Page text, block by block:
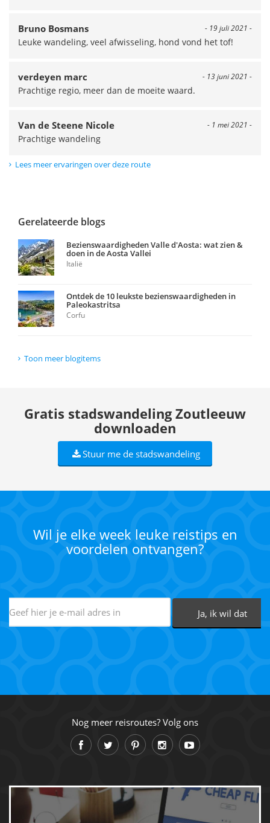
- 19 juli 2021 -
Bruno Bosmans
Leuke wandeling, veel afwisseling, hond vond het tof!
- 13 juni 2021 -
verdeyen marc
Prachtige regio, meer dan de moeite waard.
- 1 mei 2021 -
Van de Steene Nicole
Prachtige wandeling
Lees meer ervaringen over deze route
Gerelateerde blogs
Bezienswaardigheden Valle d'Aosta: wat zien &
doen in de Aosta Vallei
Italië
Ontdek de 10 leukste bezienswaardigheden in
Paleokastritsa
Corfu
Toon meer blogitems
Gratis stadswandeling Zoutleeuw
downloaden
Stuur me de stadswandeling
Wil je elke week leuke reistips en
voordelen ontvangen?
Nog meer reisroutes? Volg ons